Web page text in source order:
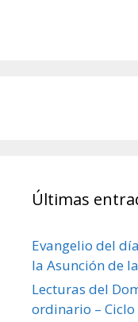
Últimas
Evangelio del
la Asunción de
Lecturas del
ordinario – Ciclo